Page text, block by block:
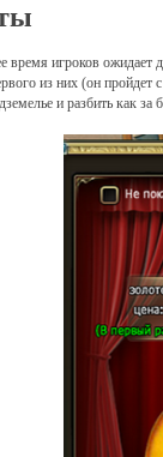
время игроков ожидает
из них (он пройдет
и разбить как